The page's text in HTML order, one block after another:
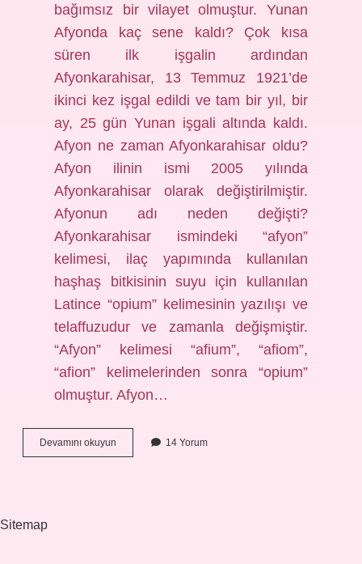
bağımsız bir vilayet olmuştur. Yunan
Afyonda kaç sene kaldı? Çok kısa
süren ilk işgalin ardından
Afyonkarahisar, 13 Temmuz 1921’de
ikinci kez işgal edildi ve tam bir yıl, bir
ay, 25 gün Yunan işgali altında kaldı.
Afyon ne zaman Afyonkarahisar oldu?
Afyon ilinin ismi 2005 yılında
Afyonkarahisar olarak değiştirilmiştir.
Afyonun adı neden değişti?
Afyonkarahisar ismindeki “afyon”
kelimesi, ilaç yapımında kullanılan
haşhaş bitkisinin suyu için kullanılan
Latince “opium” kelimesinin yazılışı ve
telaffuzudur ve zamanla değişmiştir.
“Afyon” kelimesi “afium”, “afiom”,
“afion” kelimelerinden sonra “opium”
olmuştur. Afyon…
Devamını okuyun
Il
14 Yorum
Sitemap